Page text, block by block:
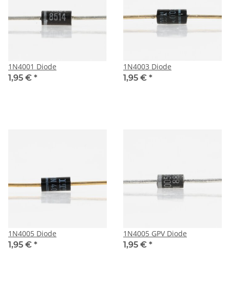
1N4001 Diode
1,95 € *
1N4003 Diode
1,95 € *
1N4005 Diode
1,95 € *
1N4005 GPV Diode
1,95 € *